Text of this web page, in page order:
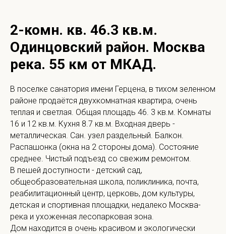
2-комн. кв. 46.3 кв.м.
Одинцовский район. Москва
река. 55 км от МКАД.
B поселке санатория имени Герцена, в тихом зеленном
районе продаётся двухкомнатная квартира, очень
теплая и светлая. Общая площадь 46. 3 кв.м. Комнаты
16 и 12 кв.м. Кухня 8.7 кв.м. Входная дверь -
металлическая. Сан. узел раздельный. Балкон.
Распашонка (окна на 2 стороны дома). Состояние
среднее. Чистый подъезд со свежим ремонтом.
В пешей доступности - детский сад,
общеобразовательная школа, поликлиника, почта,
реабилитационный центр, церковь, дом культуры,
детская и спортивная площадки, недалеко Москва-
река и ухоженная лесопарковая зона.
Дом находится в очень красивом и экологически